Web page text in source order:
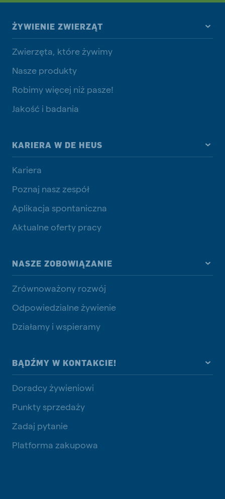
ŻYWIENIE ZWIERZĄT
Zwierzęta, które żywimy
Nasze produkty
Robimy więcej niż pasze!
Jakość i badania
KARIERA W DE HEUS
Kariera
Poznaj nasz zespół
Aplikacja spontaniczna
Aktualne oferty pracy
NASZE ZOBOWIĄZANIE
Zrównoważony rozwój
Odpowiedzialne żywienie
Działamy i wspieramy
BĄDŹMY W KONTAKCIE!
Doradcy żywieniowi
Punkty sprzedaży
Zadaj pytanie
Platforma zakupowa